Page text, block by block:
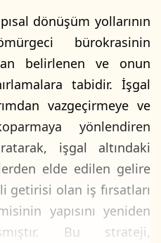
dönüşüm yollarının
bürokrasinin
belirlenen ve onun
tabidir. İşgal
vazgeçirmeye ve
yönlendiren
işgal altındaki
elde edilen gelire
getirisi olan iş fırsatları
yapısını yeniden
Bu strateji,